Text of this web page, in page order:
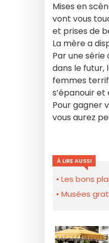
Mises en
vont vous
et prises de
La mère a
Par une
dans le futur,
femmes
s’épanouir
Pour gagner
vous aurez
À LIRE AUSSI
Les bons
Musées